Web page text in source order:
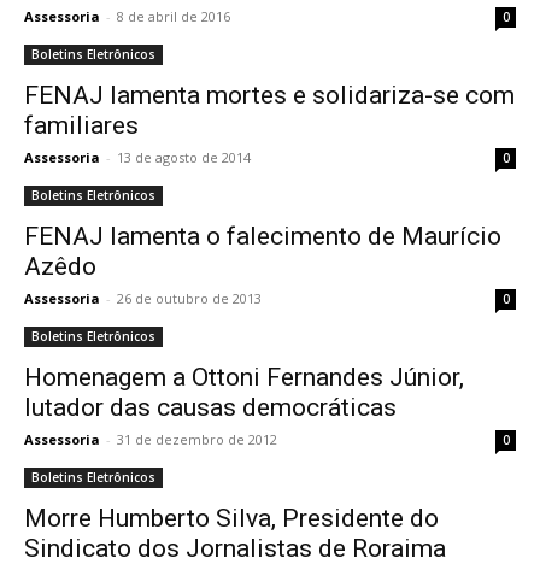
Assessoria - 8 de abril de 2016 0
Boletins Eletrônicos
FENAJ lamenta mortes e solidariza-se com
familiares
Assessoria - 13 de agosto de 2014 0
Boletins Eletrônicos
FENAJ lamenta o falecimento de Maurício
Azêdo
Assessoria - 26 de outubro de 2013 0
Boletins Eletrônicos
Homenagem a Ottoni Fernandes Júnior,
lutador das causas democráticas
Assessoria - 31 de dezembro de 2012 0
Boletins Eletrônicos
Morre Humberto Silva, Presidente do
Sindicato dos Jornalistas de Roraima